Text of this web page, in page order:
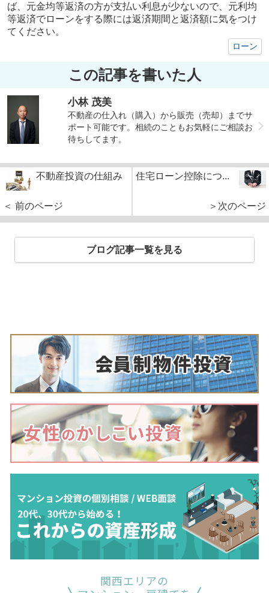
ば、元金均等返済の方が支払い利息が少ないので、元利均
等返済でローンをする際には返済期間と返済額に気をつけ
てください。
ローン
この記事を書いた人
小林 茂美
不動産の仕入れ（購入）から販売（売却）までサ
ポート可能です。相続のこともお気軽にご相談お
待ちしてます。
不動産投資の仕組み
＜ 前のページ
住宅ローン控除につ...
＞次のページ
ブログ記事一覧を見る
関西エリアの